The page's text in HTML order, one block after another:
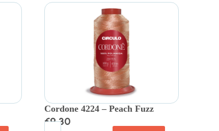
Cordone 4224 – Peach Fuzz
€9.30